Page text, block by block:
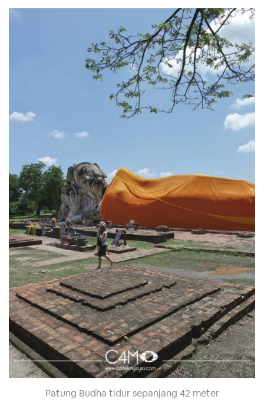
Patung Budha tidur sepanjang 42 meter